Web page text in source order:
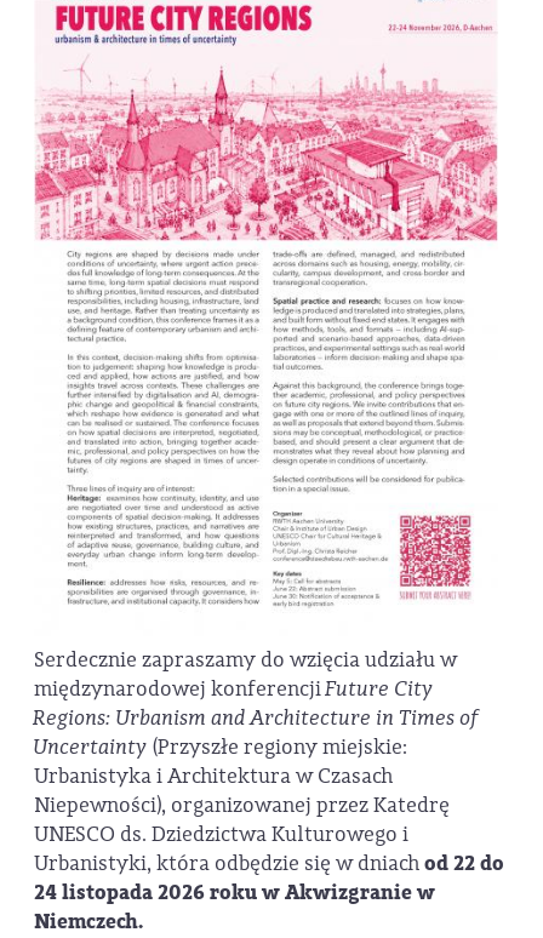
Serdecznie zapraszamy do wzięcia udziału w
międzynarodowej konferencjiFuture City
Regions: Urbanism and Architecture in Times of
Uncertainty (Przyszłe regiony miejskie:
Urbanistyka i Architektura w Czasach
Niepewności), organizowanej przez Katedrę
UNESCO ds. Dziedzictwa Kulturowego i
Urbanistyki, która odbędzie się w dniachod 22 do
24 listopada 2026 roku w Akwizgranie w
Niemczech.